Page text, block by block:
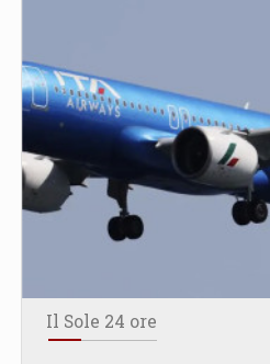
Il Sole 24 ore